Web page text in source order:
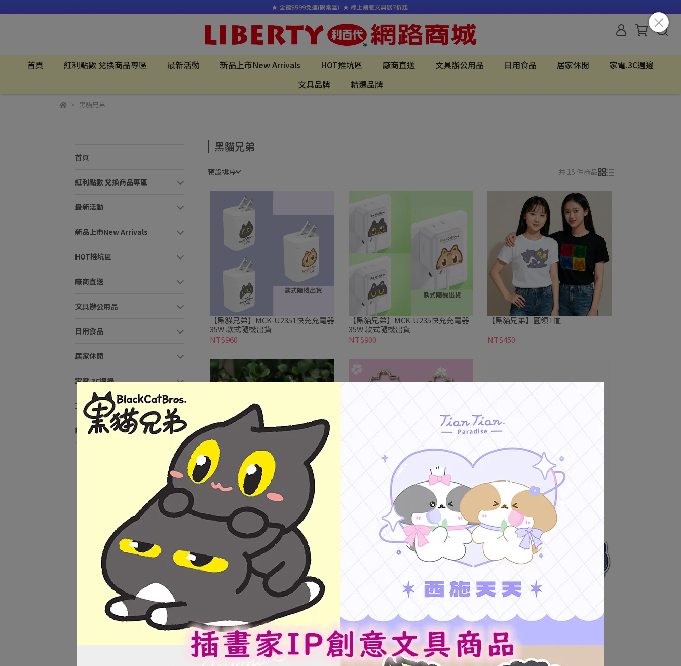
首頁 紅利點數 兌換商品專區 最新活動 新品上市New Arrivals HOT推坑區 廠商直送 文具辦公用品 日用食品 居家休閒
家電.3C週邊
文具品牌
精選品牌
黑貓兄弟
首頁
紅利點數 兌換商品專區
最新活動
新品上市New Arrivals
HOT推坑區
廠商直送
文具辦公用品
日用食品
居家休閒
家電.3C週邊
文具品牌
精選品牌
黑貓兄弟
預設排序 共 15 件商品
【黑貓兄弟】MCK-U2351快充充電器
35W 款式隨機出貨
NT$960
【黑貓兄弟】MCK-U235快充充電器
35W 款式隨機出貨
NT$900
【黑貓兄弟】圓領T恤
NT$450
【黑貓兄弟】女兒節刺繡貼
NT$150
【黑貓兄弟】女兒節壓克力鑰匙圈
NT$120
【黑貓兄弟】愛心零錢包
NT$180
【黑貓兄弟】手機掛片
【黑貓兄弟】珍珠奶茶流麻吊飾
【黑貓兄弟】造型貼紙3款/包